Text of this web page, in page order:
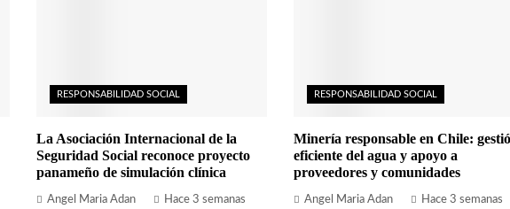
RESPONSABILIDAD SOCIAL
La Asociación Internacional de la
Seguridad Social reconoce proyecto
panameño de simulación clínica
Angel Maria Adan Hace 3 semanas
RESPONSABILIDAD SOCIAL
Minería responsable en Chile:
eficiente del agua y apoyo a
proveedores y comunidades
Angel Maria Adan Hace 3 semanas